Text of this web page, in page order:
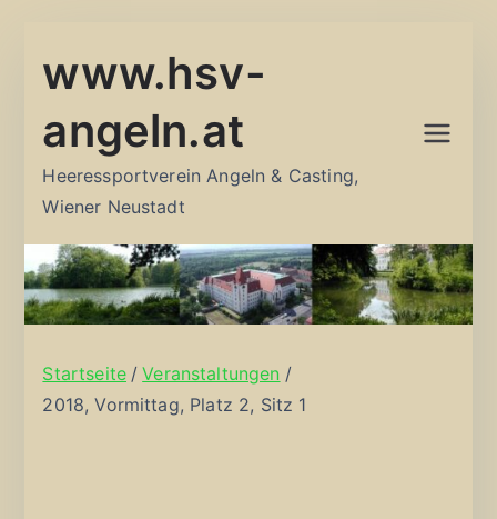
Inhalt
www.hsv-
angeln.at
Heeressportverein Angeln & Casting,
Wiener Neustadt
Startseite
Veranstaltungen
2018, Vormittag, Platz 2, Sitz 1